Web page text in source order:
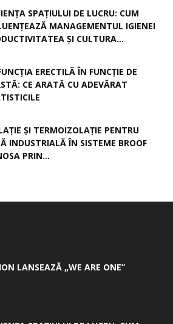
SPAȚIULUI DE LUCRU: CUM
MANAGEMENTUL IGIENEI
ȘI CULTURA...
ERECTILĂ ÎN FUNCȚIE DE
CE ARATĂ CU ADEVĂRAT
ȘI TERMOIZOLAȚIE PENTRU
INDUSTRIALĂ ÎN SISTEME BROOF
PRIN...
LANSEAZĂ „WE ARE ONE”